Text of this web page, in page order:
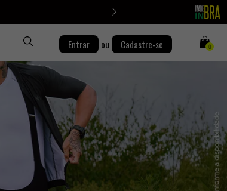
Entrar ou Cadastre-se 0